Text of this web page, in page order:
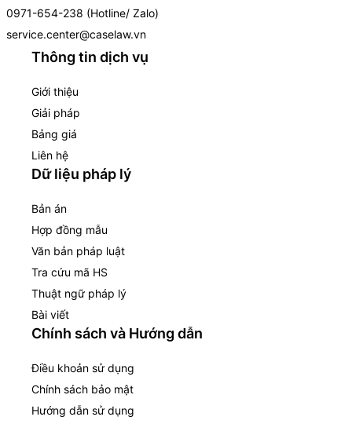
0971-654-238 (Hotline/ Zalo)
service.center@caselaw.vn
Thông tin dịch vụ
Giới thiệu
Giải pháp
Bảng giá
Liên hệ
Dữ liệu pháp lý
Bản án
Hợp đồng mẫu
Văn bản pháp luật
Tra cứu mã HS
Thuật ngữ pháp lý
Bài viết
Chính sách và Hướng dẫn
Điều khoản sử dụng
Chính sách bảo mật
Hướng dẫn sử dụng